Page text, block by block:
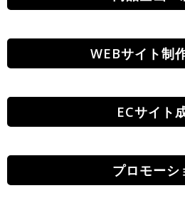
WEBサイト制
ECサイト
プロモーシ